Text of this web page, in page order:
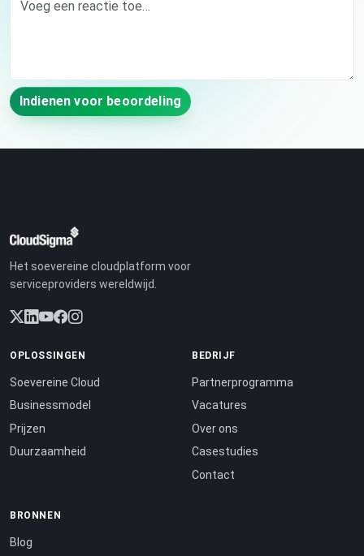
Indienen voor beoordeling
Het soevereine cloudplatform voor
serviceproviders wereldwijd.
OPLOSSINGEN
Soevereine Cloud
Businessmodel
Prijzen
Duurzaamheid
BEDRIJF
Partnerprogramma
Vacatures
Over ons
Casestudies
Contact
BRONNEN
Blog